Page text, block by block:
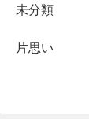
未分類
片思い